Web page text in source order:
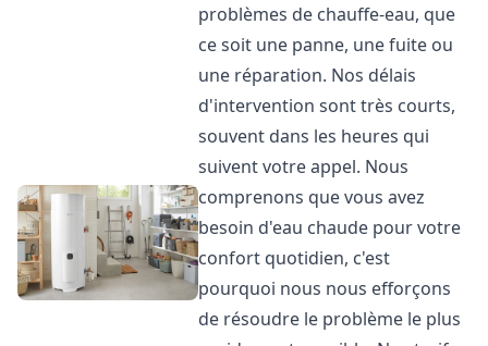
problèmes de chauffe-eau, que
ce soit une panne, une fuite ou
une réparation. Nos délais
d'intervention sont très courts,
souvent dans les heures qui
suivent votre appel. Nous
comprenons que vous avez
besoin d'eau chaude pour votre
confort quotidien, c'est
pourquoi nous nous efforçons
de résoudre le problème le plus